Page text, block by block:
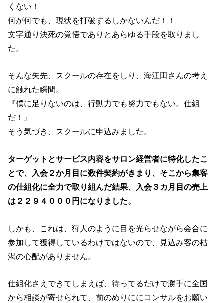
くない！
何が何でも、現状を打破するしかないんだ！！
文字通り決死の覚悟でありとあらゆる手段を取りまし
た。
そんな矢先、スクールの存在をしり、海江田さんの考え
に触れた瞬間。
『僕に足りないのは、行動力でも努力でもない。仕組
だ！』
そう気づき、スクールに申込みました。
ターゲットとサービス内容をサロン経営者に特化したこ
とで、入会２か月目に数件契約がきまり、そこから集客
の仕組化に全力で取り組んだ結果、入会３カ月目の売上
は２２９４０００円になりました。
しかも、これは、狩人のように目を光らせながら会合に
参加して獲得しているわけではないので、見込み客の枯
渇の心配がありません。
仕組化さえできてしまえば、待ってるだけで勝手に全国
から相談が寄せられて、前のめりににコンサルをお願い